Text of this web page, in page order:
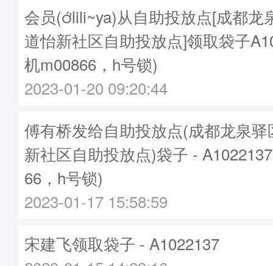
会员(lili~ya)从自助投放点[成都龙
道怡新社区自助投放点]领取袋子
机m00866，h号锁)
2023-01-20 09:20:44
傅有桥发给自助投放点(成都龙泉
新社区自助投放点)袋子 -
66，h号锁)
2023-01-17 15:58:59
宋建飞领取袋子 - A1022137